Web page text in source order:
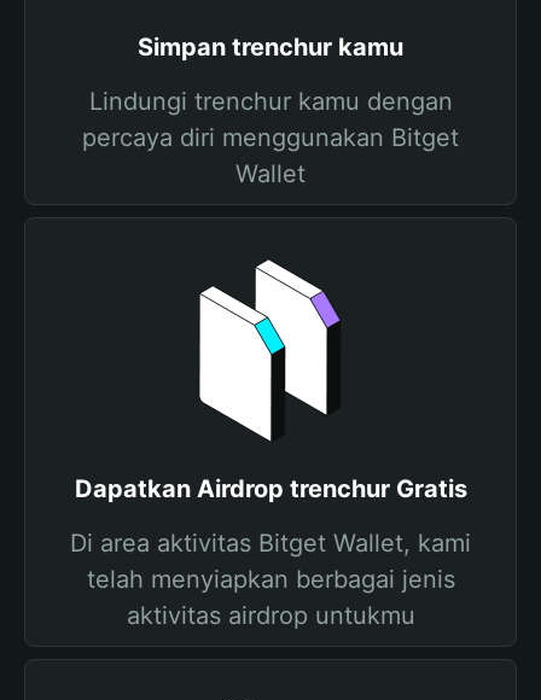
Simpan trenchur kamu
Lindungi trenchur kamu dengan
percaya diri menggunakan Bitget
Wallet
Dapatkan Airdrop trenchur Gratis
Di area aktivitas Bitget Wallet, kami
telah menyiapkan berbagai jenis
aktivitas airdrop untukmu